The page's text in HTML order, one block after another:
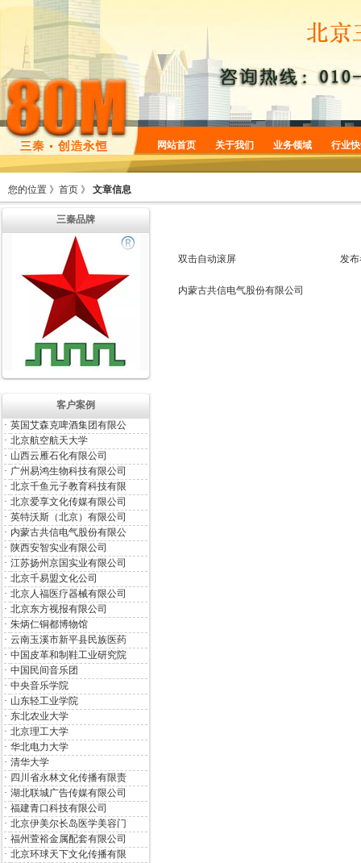
网站首页 关于我们
企业简介
业务领域
商标服务
行业
您的位置 》 首页 》 文章信息
三秦品牌
客户案例
· 英国艾森克啤酒集团有限公
· 北京航空航天大学
· 山西云雁石化有限公司
· 广州易鸿生物科技有限公司
· 北京千鱼元子教育科技有限
· 北京爱享文化传媒有限公司
· 英特沃斯（北京）有限公司
· 内蒙古共信电气股份有限公
· 陕西安智实业有限公司
· 江苏扬州京国实业有限公司
· 北京千易盟文化公司
· 北京人福医疗器械有限公司
· 北京东方视报有限公司
· 朱炳仁铜都博物馆
· 云南玉溪市新平县民族医药
· 中国皮革和制鞋工业研究院
· 中国民间音乐团
· 中央音乐学院
· 山东轻工业学院
· 东北农业大学
· 北京理工大学
· 华北电力大学
· 清华大学
· 四川省永林文化传播有限责
· 湖北联城广告传媒有限公司
· 福建青口科技有限公司
· 北京伊美尔长岛医学美容门
· 福州萱裕金属配套有限公司
· 北京环球天下文化传播有限
双击自动滚屏 发布
内蒙古共信电气股份有限公司